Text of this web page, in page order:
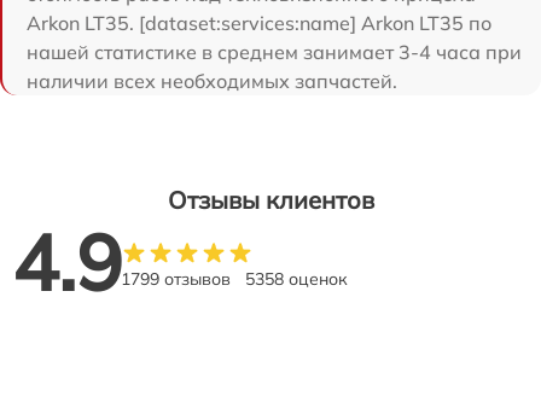
Arkon LT35. [dataset:services:name] Arkon LT35 по
нашей статистике в среднем занимает 3-4 часа при
наличии всех необходимых запчастей.
Отзывы клиентов
4.91799 отзывов 5358 оценок